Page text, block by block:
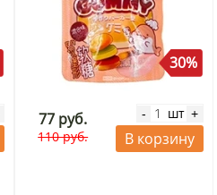
30%
77 руб.
110 руб.
- шт +
В корзину